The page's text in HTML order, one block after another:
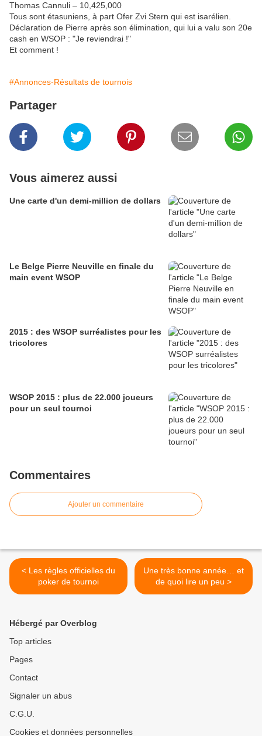
Thomas Cannuli – 10,425,000
Tous sont étasuniens, à part Ofer Zvi Stern qui est isarélien.
Déclaration de Pierre après son élimination, qui lui a valu son 20e
cash en WSOP : "Je reviendrai !"
Et comment !
#Annonces-Résultats de tournois
Partager
Vous aimerez aussi
Une carte d'un demi-million de dollars
Le Belge Pierre Neuville en finale du
main event WSOP
2015 : des WSOP surréalistes pour les
tricolores
WSOP 2015 : plus de 22.000 joueurs
pour un seul tournoi
Commentaires
Ajouter un commentaire
< Les règles officielles du
poker de tournoi
Une très bonne année… et
de quoi lire un peu >
Hébergé par Overblog
Top articles
Pages
Contact
Signaler un abus
C.G.U.
Cookies et données personnelles